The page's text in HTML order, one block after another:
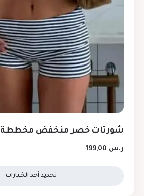
شورتات خصر منخفض مخططة
ر.س
تحديد أحد الخيارات